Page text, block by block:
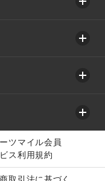
ツマイル会員
ス利用規約
取引法に基づく